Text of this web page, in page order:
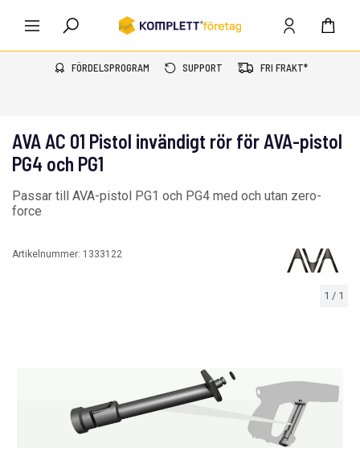
FÖRDELSPROGRAM SUPPORT FRI FRAKT*
1 / 1
AVA AC 01 Pistol invändigt rör för AVA-pistol
PG4 och PG1
Passar till AVA-pistol PG1 och PG4 med och utan zero-
force
Artikelnummer: 1333122